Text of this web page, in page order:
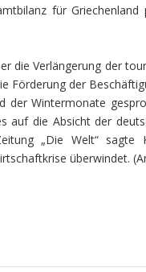
für Griechenland
die Verlängerung der
Förderung der
der Wintermonate
auf die Absicht der
„Die Welt“ sagte
überwindet.